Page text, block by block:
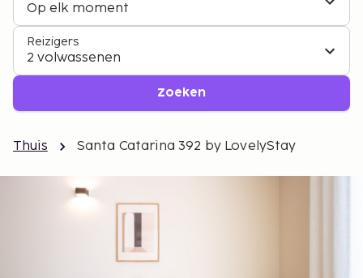
Op elk moment
Reizigers
2 volwassenen
Zoeken
Thuis Santa Catarina 392 by LovelyStay